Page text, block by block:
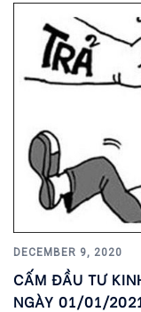
DECEMBER 9, 2020
CẤM ĐẦU TƯ
NGÀY 01/01/2021